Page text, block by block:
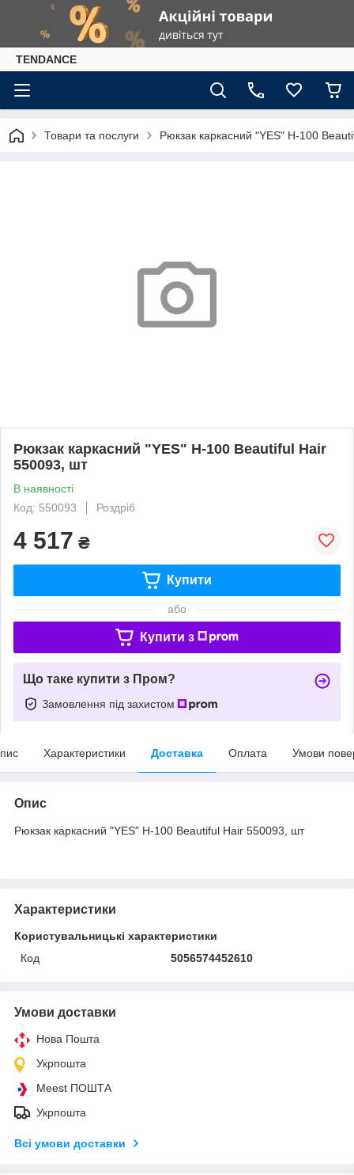
TENDANCE
Товари та послуги Рюкзак каркасний "YES" H-100
Рюкзак каркасний "YES" H-100 Beautiful Hair
550093, шт
В наявності
Код: 550093
Роздріб
4 517 ₴
Купити
або
Купити з
Що таке купити з Пром?
Замовлення під захистом
Характеристики Доставка Оплата Умови
Опис
Рюкзак каркасний "YES" H-100 Beautiful Hair 550093, шт
Характеристики
Користувальницькі характеристики
Код
5056574452610
Умови доставки
Нова Пошта
Укрпошта
Meest ПОШТА
Укрпошта
Всі умови доставки